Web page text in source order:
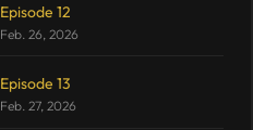
Episode 12
Feb. 26, 2026
Episode 13
Feb. 27, 2026